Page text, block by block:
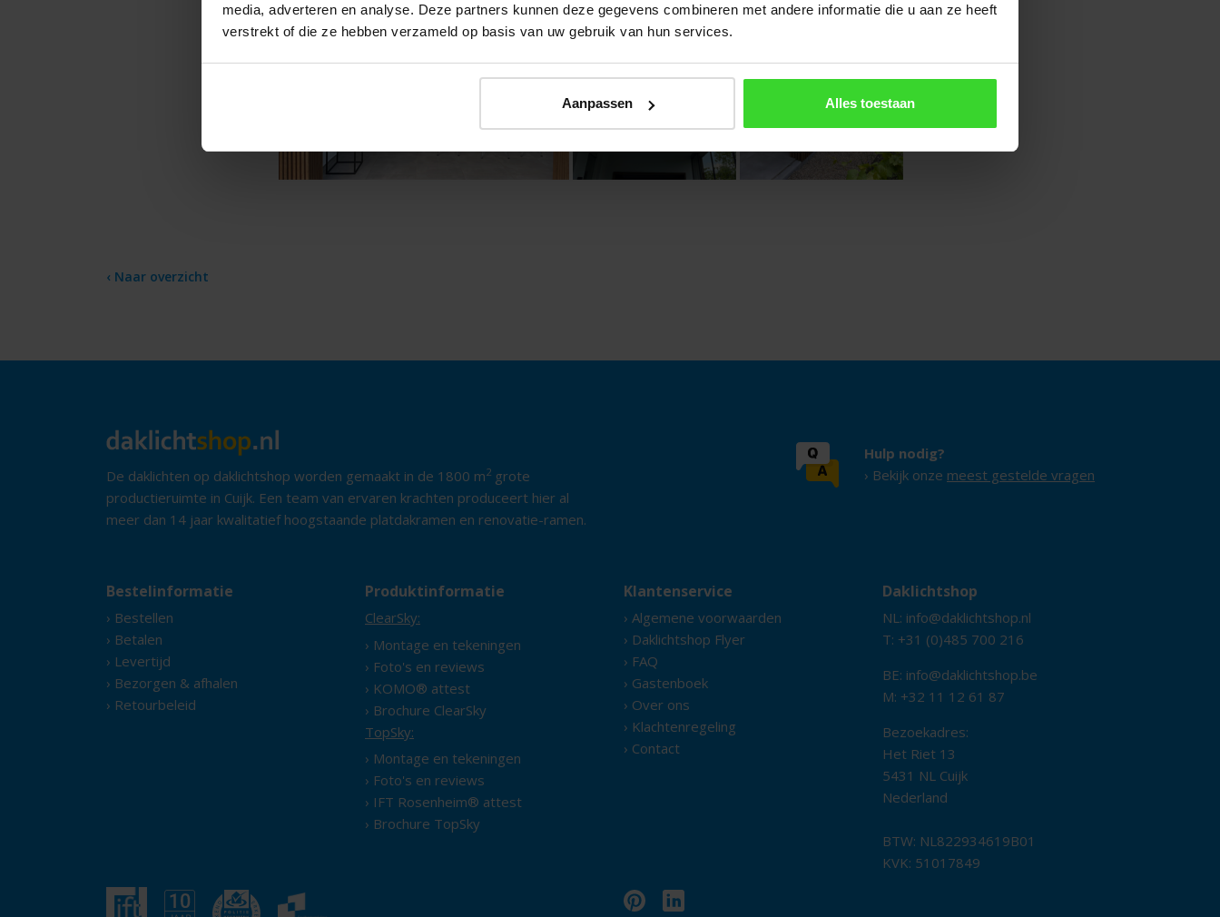
media, adverteren en analyse. Deze partners kunnen deze gegevens combineren met andere informatie die u aan ze heeft
verstrekt of die ze hebben verzameld op basis van uw gebruik van hun services.
Aanpassen Alles toestaan
‹ Naar overzicht
De daklichten op daklichtshop worden gemaakt in de 1800 m2 grote
productieruimte in Cuijk. Een team van ervaren krachten produceert hier al
meer dan 14 jaar kwalitatief hoogstaande platdakramen en renovatie-ramen.
Hulp nodig?
› Bekijk onze meest gestelde vragen
Bestelinformatie
› Bestellen
› Betalen
› Levertijd
› Bezorgen & afhalen
› Retourbeleid
Produktinformatie
ClearSky:
› Montage en tekeningen
› Foto's en reviews
› KOMO® attest
› Brochure ClearSky
TopSky:
› Montage en tekeningen
› Foto's en reviews
› IFT Rosenheim® attest
› Brochure TopSky
Klantenservice
› Algemene voorwaarden
› Daklichtshop Flyer
› FAQ
› Gastenboek
› Over ons
› Klachtenregeling
› Contact
Daklichtshop
NL: info@daklichtshop.nl
T: +31 (0)485 700 216
BE: info@daklichtshop.be
M: +32 11 12 61 87
Bezoekadres:
Het Riet 13
5431 NL Cuijk
Nederland
BTW: NL822934619B01
KVK: 51017849